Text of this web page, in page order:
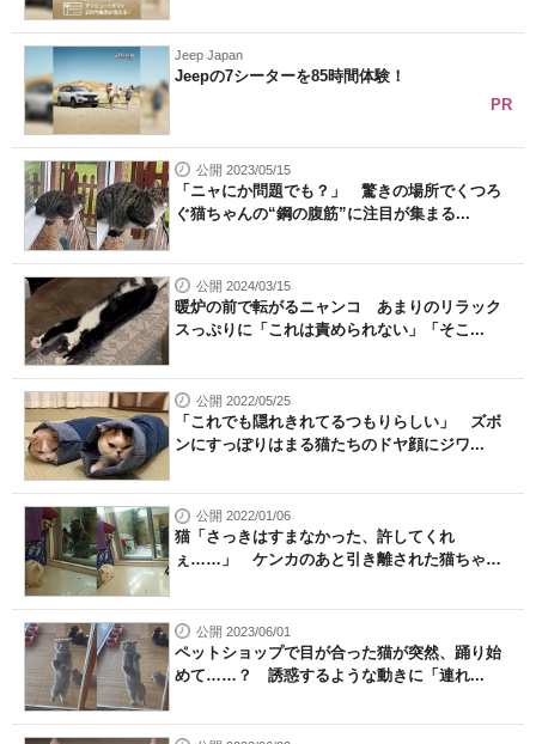
Jeep Japan
Jeepの7シーターを85時間体験！
PR
公開 2023/05/15
「ニャにか問題でも？」 驚きの場所でくつろ
ぐ猫ちゃんの“鋼の腹筋”に注目が集まる...
公開 2024/03/15
暖炉の前で転がるニャンコ あまりのリラック
スっぷりに「これは責められない」「そこ...
公開 2022/05/25
「これでも隠れきれてるつもりらしい」 ズボ
ンにすっぽりはまる猫たちのドヤ顔にジワ...
公開 2022/01/06
猫「さっきはすまなかった、許してくれ
ぇ……」 ケンカのあと引き離された猫ちゃ
公開 2023/06/01
ペットショップで目が合った猫が突然、踊り始
めて……？ 誘惑するような動きに「連れ...